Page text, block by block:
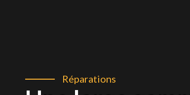
Réparations